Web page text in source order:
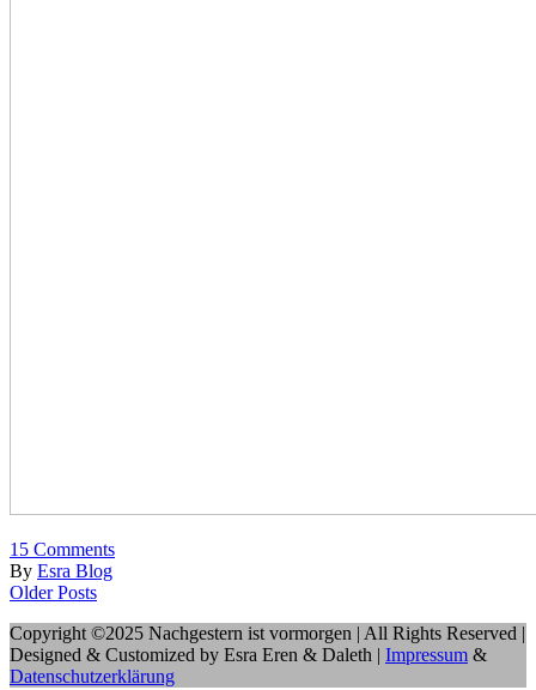
15 Comments
By Esra Blog
Older Posts
Copyright ©2025 Nachgestern ist vormorgen | All Rights Reserved |
Designed & Customized by Esra Eren & Daleth | Impressum &
Datenschutzerklärung